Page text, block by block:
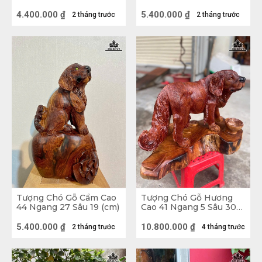
Tượng Chó gỗ
2 tháng trước
4.400.000 ₫ 2 tháng trước
5.400.000 ₫
Tượng Chó Gỗ Cẩm Cao
44 Ngang 27 Sâu 19 (cm)
2 tháng trước
5.400.000 ₫
Tượng Chó Gỗ Hương
Cao 41 Ngang 5 Sâu 30
4 tháng trước
10.800.000 ₫